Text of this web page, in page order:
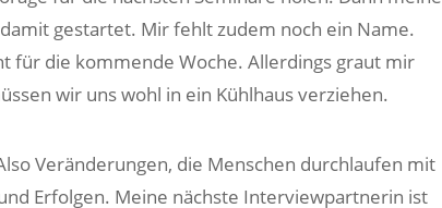
gestartet. Mir fehlt zudem noch ein Name.
für die kommende Woche. Allerdings graut mir
wir uns wohl in ein Kühlhaus verziehen.
Veränderungen, die Menschen durchlaufen mit
Erfolgen. Meine nächste Interviewpartnerin ist